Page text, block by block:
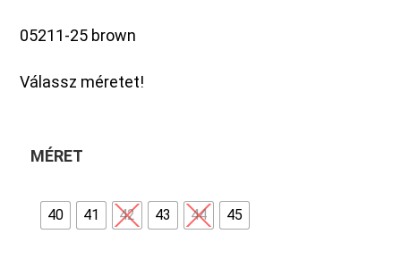
05211-25 brown
Válassz méretet!
MÉRET
40 41 42 43 44 45